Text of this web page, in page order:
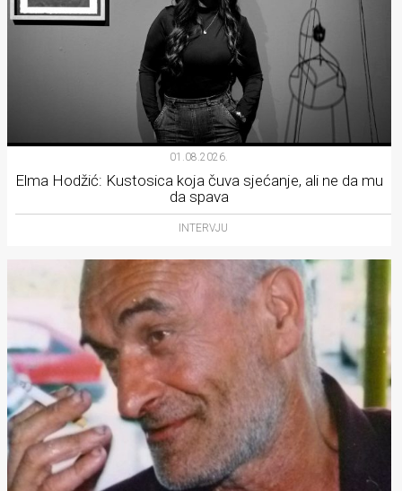
01.08.2026.
Elma Hodžić: Kustosica koja čuva sjećanje, ali ne da mu
da spava
INTERVJU